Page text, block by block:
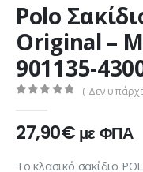
Polo
Original –
901135-
( Δεν
27,90€ με ΦΠΑ
Το κλασικό σακίδιο